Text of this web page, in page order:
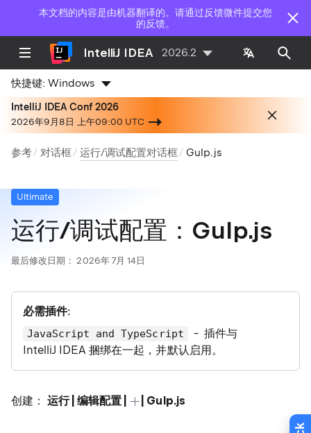
本文档的内容是由机器翻译的。请通过反馈微件提交您
的反馈。
IntelliJ IDEA 2026.2
快捷键:Windows
IntelliJ IDEA Conf 2026
2026年9月8日 上午09:00 UTC
参考 对话框 运行/调试配置对话框 Gulp.js
Ultimate
运行/调试配置：Gulp.js
最后修改日期： 2026年 7月 14日
必需插件:
JavaScript and TypeScript
- 插件与
IntelliJ IDEA 捆绑在一起，并默认启用。
创建：运行 | 编辑配置 | | Gulp.js